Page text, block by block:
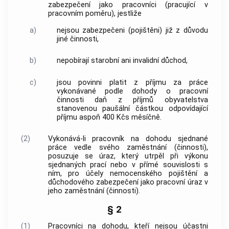
zabezpečení jako pracovníci (pracující v
pracovním poměru), jestliže
a)
nejsou zabezpečeni (pojištěni) již z důvodu
jiné činnosti,
b) nepobírají starobní ani invalidní důchod,
c)
jsou povinni platit z příjmu za práce
vykonávané podle dohody o pracovní
činnosti daň z příjmů obyvatelstva
stanovenou paušální částkou odpovídající
příjmu aspoň 400 Kčs měsíčně.
(2)
Vykonává-li pracovník na dohodu sjednané
práce vedle svého zaměstnání (činnosti),
posuzuje se úraz, který utrpěl při výkonu
sjednaných prací nebo v přímé souvislosti s
ním, pro účely nemocenského pojištění a
důchodového zabezpečení jakopracovní úraz v
jeho zaměstnání (činnosti).
§ 2
(1) Pracovníci na dohodu, kteří nejsou účastni